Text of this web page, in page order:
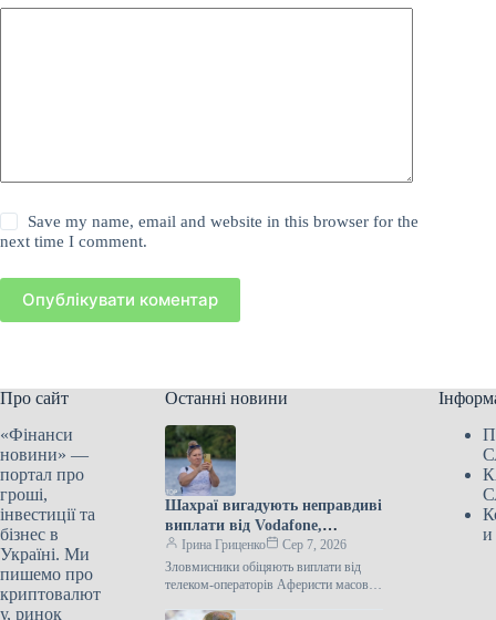
Save my name, email and website in this browser for the
next time I comment.
Опублікувати коментар
Про сайт
«Фінанси
новини» —
портал про
гроші,
інвестиції та
бізнес в
Україні. Ми
пишемо про
криптовалют
у, ринок
Останні новини
Шахраї вигадують неправдиві
виплати від Vodafone,
Kyivstar та lifecell
Ірина Гриценко
Сер 7, 2026
Зловмисники обіцяють виплати від
телеком-операторів Аферисти масово
и